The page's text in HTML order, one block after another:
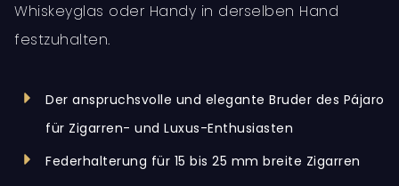
Whiskeyglas oder Handy in derselben Hand
festzuhalten.
Der anspruchsvolle und elegante Bruder des Pájaro
für Zigarren- und Luxus-Enthusiasten
Federhalterung für 15 bis 25 mm breite Zigarren